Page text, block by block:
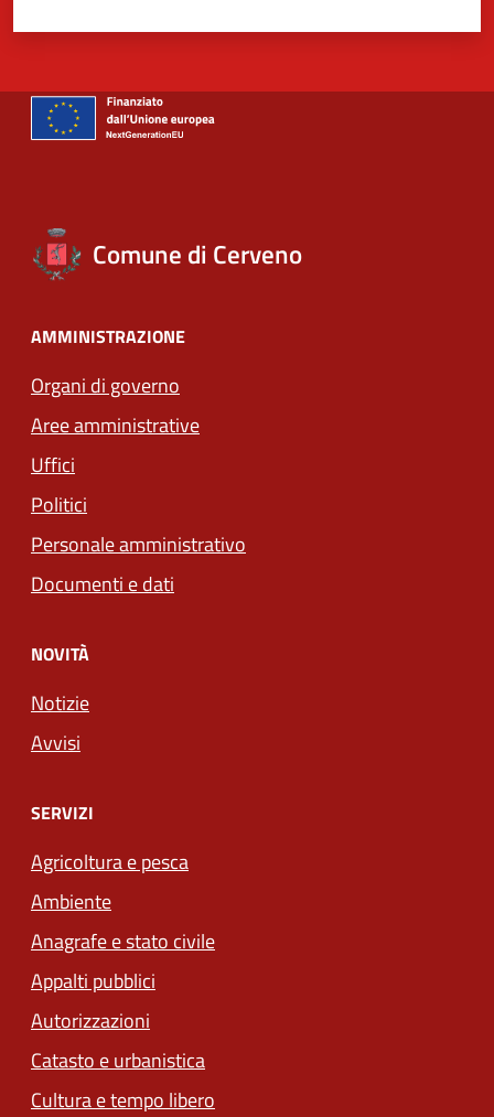
Comune di Cerveno
AMMINISTRAZIONE
Organi di governo
Aree amministrative
Uffici
Politici
Personale amministrativo
Documenti e dati
NOVITÀ
Notizie
Avvisi
SERVIZI
Agricoltura e pesca
Ambiente
Anagrafe e stato civile
Appalti pubblici
Autorizzazioni
Catasto e urbanistica
Cultura e tempo libero